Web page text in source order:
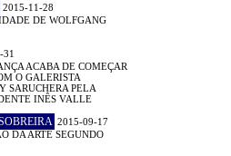
2015-11-28
DE WOLFGANG
31
ACABA DE COMEÇAR
O GALERISTA
SARUCHERA PELA
INÊS VALLE
2015-09-17
DA ARTE SEGUNDO